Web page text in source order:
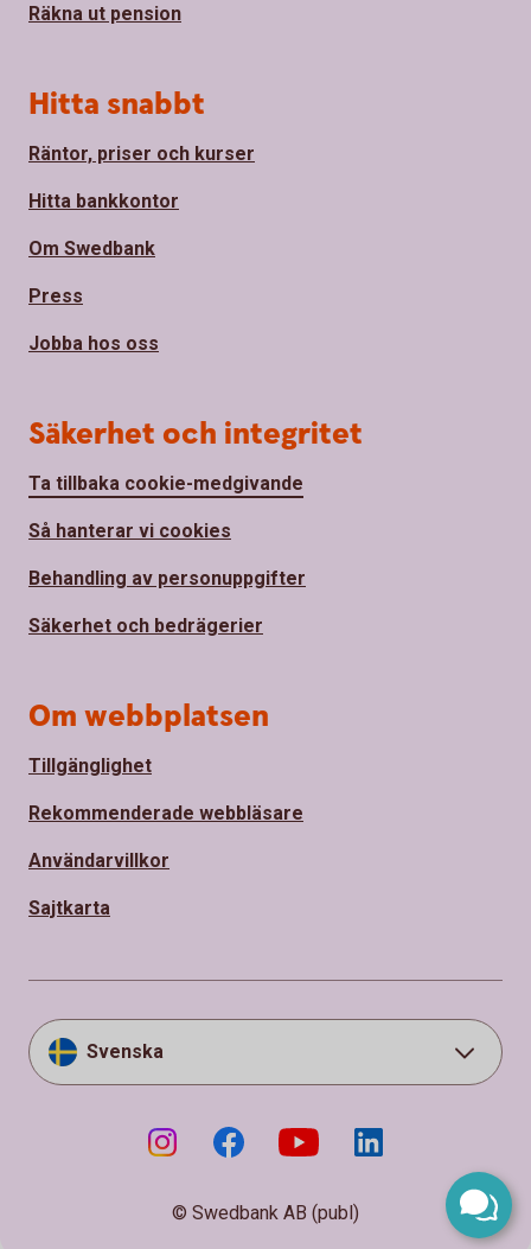
Räkna ut pension
Hitta snabbt
Räntor, priser och kurser
Hitta bankkontor
Om Swedbank
Press
Jobba hos oss
Säkerhet och integritet
Ta tillbaka cookie-medgivande
Så hanterar vi cookies
Behandling av personuppgifter
Säkerhet och bedrägerier
Om webbplatsen
Tillgänglighet
Rekommenderade webbläsare
Användarvillkor
Sajtkarta
Svenska
© Swedbank AB (publ)